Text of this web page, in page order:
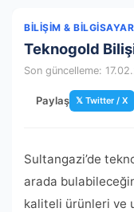
BILIŞIM & BILGISAYAR
Teknogold
Son güncelleme:
Paylaş 𝕏 Twitter / X
Sultangazi’de
arada
kaliteli ürünleri ve